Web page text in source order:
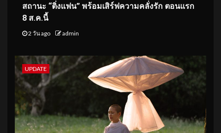
สถานะ “ติ่งแฟน” พร้อมเสิร์ฟความคลั่งรัก ตอนแรก
8 ส.ค.นี้
2 วัน ago admin
UPDATE